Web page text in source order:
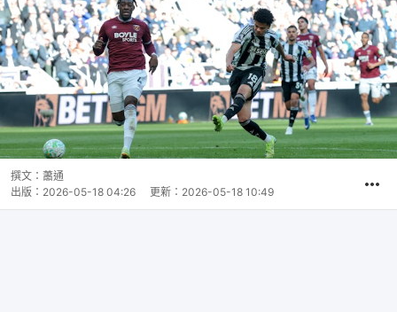
撰文： 蕭通
出版： 2026-05-18 04:26 更新： 2026-05-18 10:49